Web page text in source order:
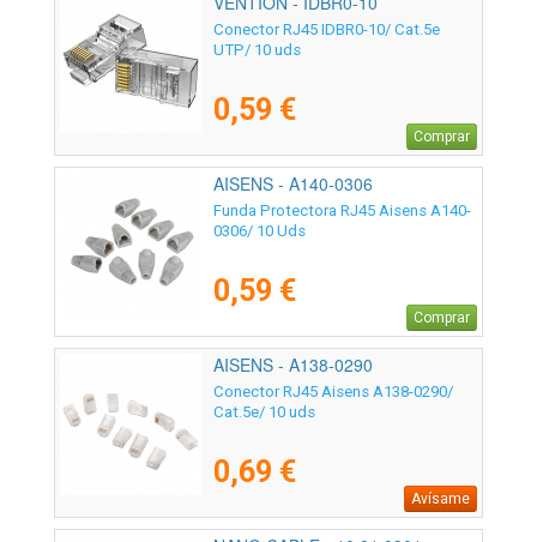
Conector RJ45 IDBR0-10/ Cat.5e
UTP/ 10 uds
0,59 €
Comprar
AISENS - A140-0306
Funda Protectora RJ45 Aisens A140-
0306/ 10 Uds
0,59 €
Comprar
AISENS - A138-0290
Conector RJ45 Aisens A138-0290/
Cat.5e/ 10 uds
0,69 €
Avísame